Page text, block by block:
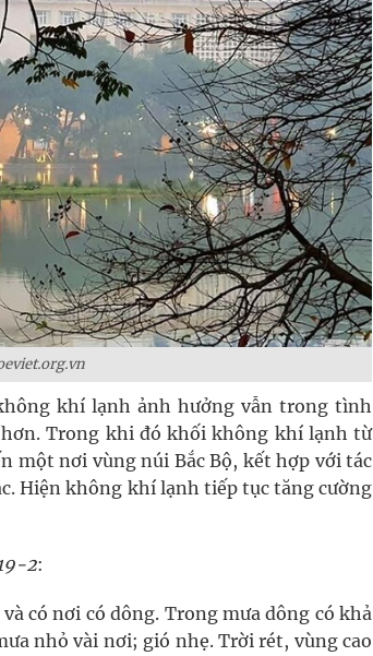
khí lạnh ảnh hưởng vẫn trong tình
Trong khi đó khối không khí lạnh từ
một nơi vùng núi Bắc Bộ, kết hợp với tác
Hiện không khí lạnh tiếp tục tăng cường
2:
có nơi có dông. Trong mưa dông có khả
nhỏ vài nơi; gió nhẹ. Trời rét, vùng cao